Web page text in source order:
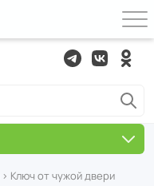
› Ключ от чужой двери